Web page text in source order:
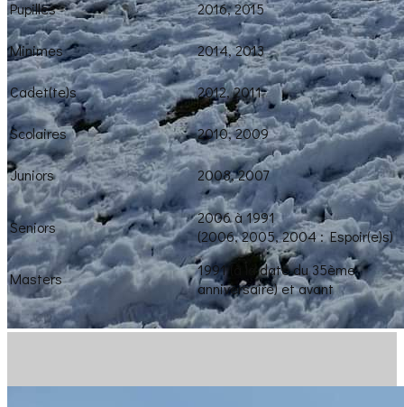
Pupilles 2016, 2015
Minimes 2014, 2013
Cadet(te)s 2012, 2011
Scolaires 2010, 2009
Juniors 2008, 2007
Seniors
2006 à 1991
(2006, 2005, 2004 : Espoir(e)s)
Masters
1991 (à la date du 35ème
anniversaire) et avant